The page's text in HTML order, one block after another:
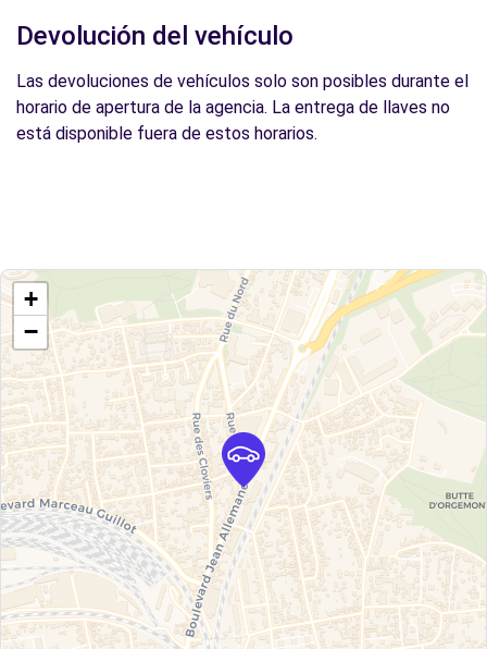
Devolución del vehículo
Las devoluciones de vehículos solo son posibles durante el
horario de apertura de la agencia. La entrega de llaves no
está disponible fuera de estos horarios.
+
−